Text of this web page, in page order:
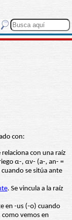
con:
relaciona con una raíz
α-, αν- (a-, an- =
se sitúa ante
. Se vincula a la raíz
en -us (-o) cuando
vemos en